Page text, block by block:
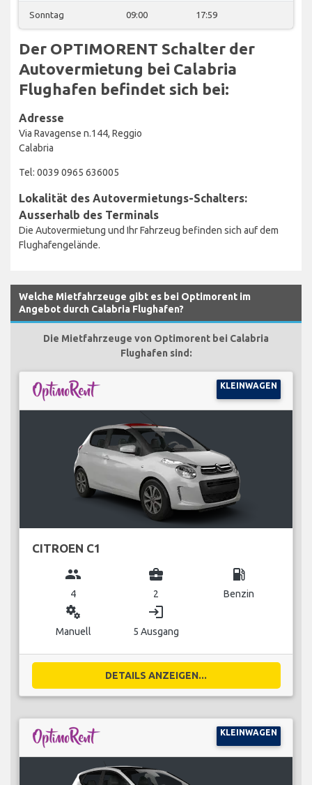
Sonntag 09:00 17:59
Der OPTIMORENT Schalter der
Autovermietung bei Calabria
Flughafen befindet sich bei:
Adresse
Via Ravagense n.144, Reggio
Calabria
Tel: 0039 0965 636005
Lokalität des Autovermietungs-Schalters:
Ausserhalb des Terminals
Die Autovermietung und Ihr Fahrzeug befinden sich auf dem
Flughafengelände.
Welche Mietfahrzeuge gibt es bei Optimorent im
Angebot durch Calabria Flughafen?
Die Mietfahrzeuge von Optimorent bei Calabria
Flughafen sind:
KLEINWAGEN
CITROEN C1
group
4
business_center
2
local_gas_station
Benzin
miscellaneous_services
Manuell
login
5 Ausgang
DETAILS ANZEIGEN...
KLEINWAGEN